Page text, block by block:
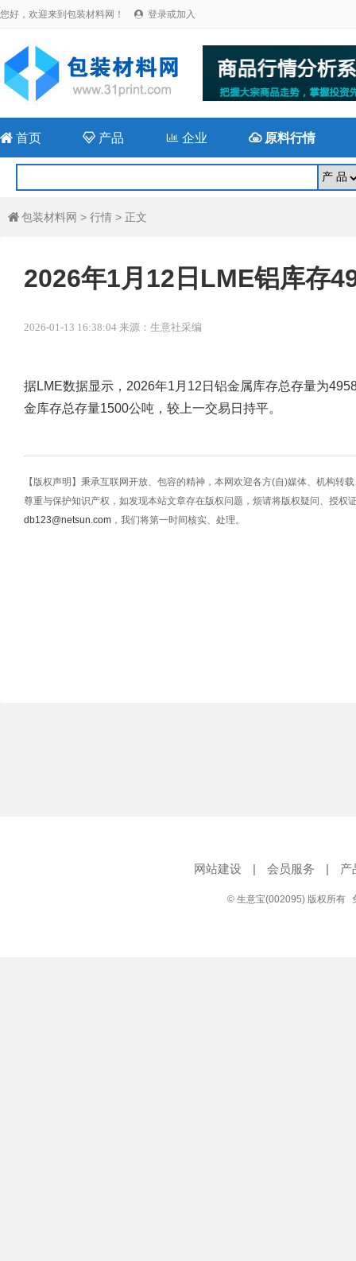
您好，欢迎来到包装材料网！  登录或加入
 首页  产品 企业 原料行情
 包装材料网 > 行情 > 正文
2026年1月12日LME铝库存
2026-01-13 16:38:04 来源：生意社采编
据LME数据显示，2026年1月12日铝金属库存总存量为
金库存总存量1500公吨，较上一交易日持平。
【版权声明】秉承互联网开放、包容的精神，本网欢迎各方(自)媒体、机构转
尊重与保护知识产权，如发现本站文章存在版权问题，烦请将版权疑问、授权
db123@netsun.com ，我们将第一时间核实、处理。
网站建设 | 会员服务 | 产
© 生意宝(002095) 版权所有